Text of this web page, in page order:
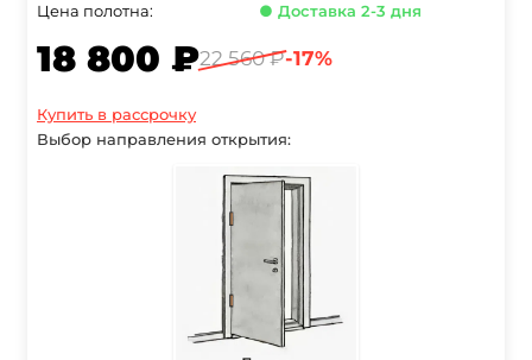
Цена полотна: ● Доставка 2-3 дня
18 800 ₽22 560 ₽-17%
Купить в рассрочку
Выбор направления открытия: